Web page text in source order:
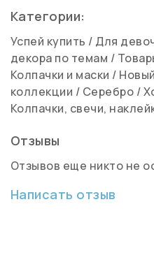
Категории:
Успей купить / Для
декора по темам /
Колпачки и маски /
коллекции / Серебро /
Колпачки, свечи,
Отзывы
Отзывов еще никто не
Написать отзыв